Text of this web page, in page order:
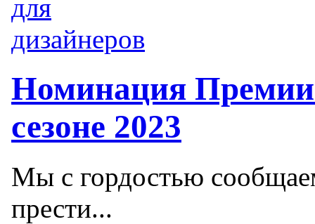
Номинация
сезоне 2023
Мы с гордостью
прести...